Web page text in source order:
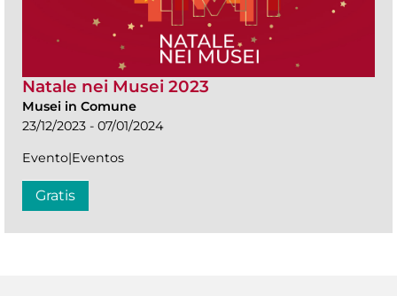
Natale nei Musei 2023
Musei in Comune
23/12/2023 - 07/01/2024
Evento|Eventos
Gratis